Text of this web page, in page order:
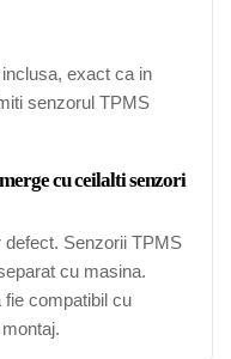
exact ca in
senzorul TPMS
cu ceilalti senzori
defect. Senzorii TPMS
cu masina.
compatibil cu